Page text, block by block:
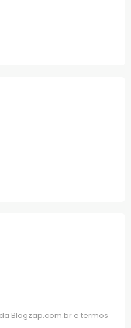
Blogzap.com.br e termos